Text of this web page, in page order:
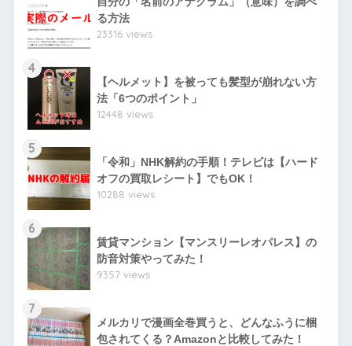
る方法
23316 views
4
【ヘルメット】を被っても髪型が崩れない方
法「6つのポイント」
12448 views
5
「令和」NHK解約の手順！テレビは【ハード
オフの買取レシート】でもOK！
10288 views
6
賃貸マンション【マンスリーレオパレス】の
防音対策やってみた！
9357 views
7
メルカリで漫画全巻買うと、どんなふうに梱
包されてくる？Amazonと比較してみた！